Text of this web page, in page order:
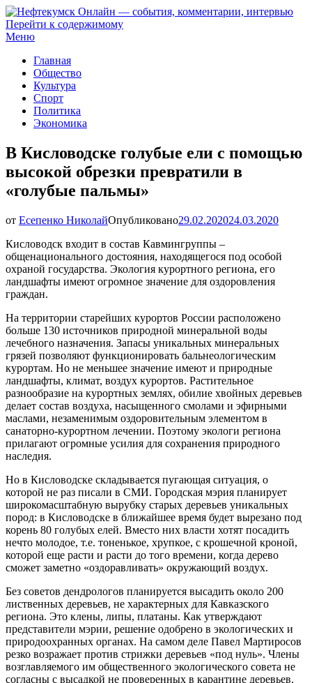
Нефтекумск Онлайн — события, комментарии, интервью
Перейти к содержимому
Меню
Главная
Общество
Культура
Спорт
Политика
Экономика
В Кисловодске голубые ели с помощью
высокой обрезки превратили в
«голубые пальмы»
от Есепенко НиколайОпубликовано29.02.202024.03.2020
Кисловодск входит в состав Кавмингруппы –
общенационального достояния, находящегося под особой
охраной государства. Экология курортного региона, его
ландшафты имеют огромное значение для оздоровления
граждан.
На территории старейших курортов России расположено
больше 130 источников природной минеральной воды
лечебного назначения. Запасы уникальных минеральных
грязей позволяют функционировать бальнеологическим
курортам. Но не меньшее значение имеют и природные
ландшафты, климат, воздух курортов. Растительное
разнообразие на курортных землях, обилие хвойных деревьев
делает состав воздуха, насыщенного смолами и эфирными
маслами, незаменимым оздоровительным элементом в
санаторно-курортном лечении. Поэтому экологи региона
прилагают огромные усилия для сохранения природного
наследия.
Но в Кисловодске складывается пугающая ситуация, о
которой не раз писали в СМИ. Городская мэрия планирует
широкомасштабную вырубку старых деревьев уникальных
пород: в Кисловодске в ближайшее время будет вырезано под
корень 80 голубых елей. Вместо них власти хотят посадить
нечто молодое, т.е. тоненькое, хрупкое, с крошечной кроной,
которой еще расти и расти до того времени, когда дерево
сможет заметно «оздоравливать» окружающий воздух.
Без советов дендрологов планируется высадить около 200
лиственных деревьев, не характерных для Кавказского
региона. Это клены, липы, платаны. Как утверждают
представители мэрии, решение одобрено в экологических и
природоохранных органах. На самом деле Павел Мартиросов
резко возражает против стрижки деревьев «под нуль». Члены
возглавляемого им общественного экологического совета не
согласны с высадкой не проверенных в карантине деревьев.